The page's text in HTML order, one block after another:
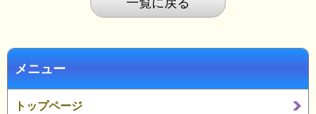
一覧に戻る
メニュー
トップページ